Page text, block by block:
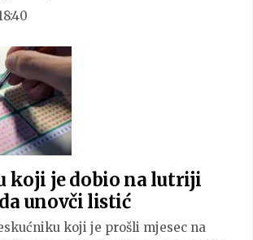
koji je dobio na lutriji
unovči listić
koji je prošli mjesec na